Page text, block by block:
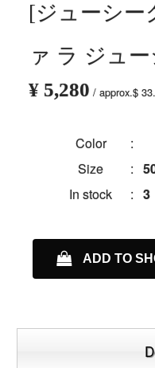
[ジューシー
ァ ラ ジュ
¥ 5,280 / approx.$
Color
:
Size
:
In stock
: 3
ADD TO